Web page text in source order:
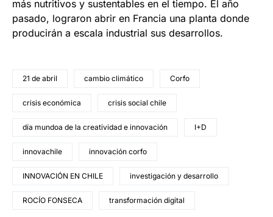
más nutritivos y sustentables en el tiempo. El año
pasado, lograron abrir en Francia una planta donde
producirán a escala industrial sus desarrollos.
21 de abril cambio climático Corfo
crisis económica crisis social chile
día mundoa de la creatividad e innovación I+D
innovachile innovación corfo
INNOVACIÓN EN CHILE investigación y desarrollo
ROCÍO FONSECA transformación digital